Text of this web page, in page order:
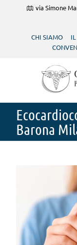
via Simone
CHI SIAMO
Barona